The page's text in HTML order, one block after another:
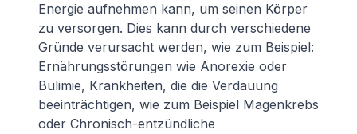
Energie aufnehmen kann, um seinen Körper
zu versorgen. Dies kann durch verschiedene
Gründe verursacht werden, wie zum Beispiel:
Ernährungsstörungen wie Anorexie oder
Bulimie, Krankheiten, die die Verdauung
beeinträchtigen, wie zum Beispiel Magenkrebs
oder Chronisch-entzündliche